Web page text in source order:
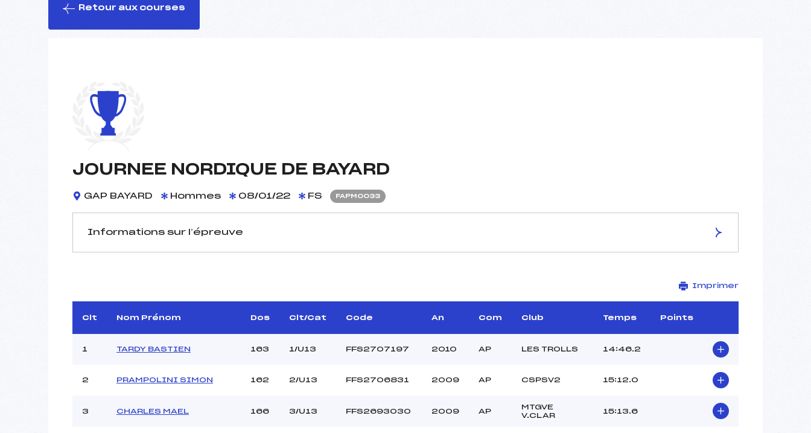
Retour aux courses
JOURNEE NORDIQUE DE BAYARD
GAP BAYARD Hommes 08/01/22 FS FAPM0033
Informations sur l’épreuve
D.T Adjoint :
–
Dir. Epreuve :
CHABRE DANIEL (AP)
PLATEAU DE GAP BAYARD
Distance :
3 km
Point Haut :
Pénalité appliquée :
–
Imprimer
Clt Nom Prénom Dos Clt/Cat Code An Com Club Temps Points
1 TARDY BASTIEN 163 1/U13 FFS2707197 2010 AP LES TROLLS 14:46.2
2 PRAMPOLINI SIMON 162 2/U13 FFS2706831 2009 AP CSPSV2 15:12.0
3 CHARLES MAEL 166 3/U13 FFS2693030 2009 AP
MTGVE
V.CLAR
15:13.6